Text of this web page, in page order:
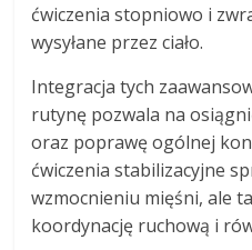
ćwiczenia stopniowo i
wysyłane przez ciało.
Integracja tych
rutynę pozwala na
oraz poprawę ogólnej
ćwiczenia stabilizacyjne
wzmocnieniu mięśni, ale
koordynację ruchową i